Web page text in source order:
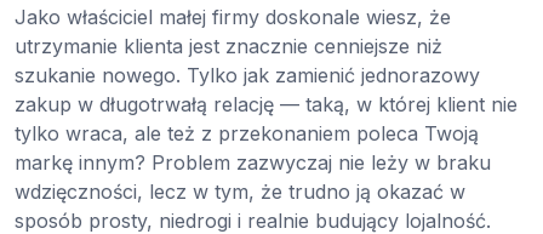
Jako właściciel małej firmy doskonale wiesz, że
utrzymanie klienta jest znacznie cenniejsze niż
szukanie nowego. Tylko jak zamienić jednorazowy
zakup w długotrwałą relację — taką, w której klient nie
tylko wraca, ale też z przekonaniem poleca Twoją
markę innym? Problem zazwyczaj nie leży w braku
wdzięczności, lecz w tym, że trudno ją okazać w
sposób prosty, niedrogi i realnie budujący lojalność.